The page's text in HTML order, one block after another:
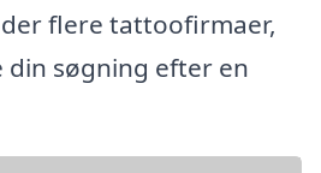
flere tattoofirmaer,
din søgning efter en